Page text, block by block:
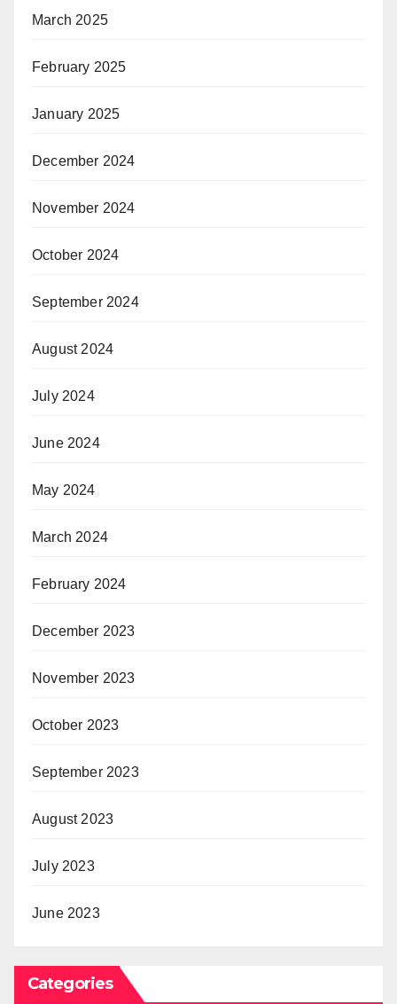
March 2025
February 2025
January 2025
December 2024
November 2024
October 2024
September 2024
August 2024
July 2024
June 2024
May 2024
March 2024
February 2024
December 2023
November 2023
October 2023
September 2023
August 2023
July 2023
June 2023
Categories